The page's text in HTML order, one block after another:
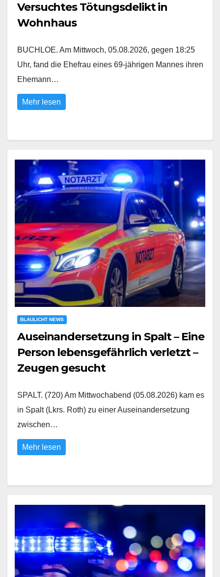
Versuchtes Tötungsdelikt in
Wohnhaus
BUCHLOE. Am Mittwoch, 05.08.2026, gegen 18:25
Uhr, fand die Ehefrau eines 69-jährigen Mannes ihren
Ehemann…
Mehr lesen
BLAULICHT NEWS
Auseinandersetzung in Spalt – Eine
Person lebensgefährlich verletzt –
Zeugen gesucht
SPALT. (720) Am Mittwochabend (05.08.2026) kam es
in Spalt (Lkrs. Roth) zu einer Auseinandersetzung
zwischen…
Mehr lesen